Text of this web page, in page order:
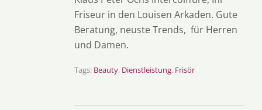
Friseur in den Louisen Arkaden. Gute
Beratung, neuste Trends, für Herren
und Damen.
Tags: Beauty, Dienstleistung, Frisör